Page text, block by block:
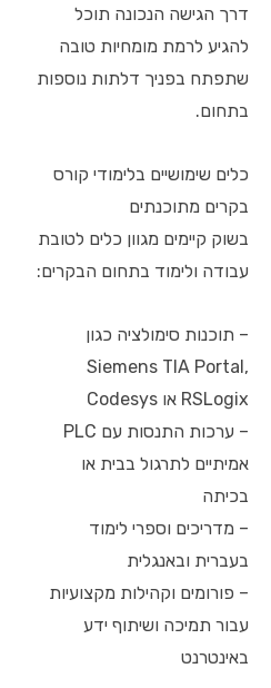
דרך הגישה הנכונה תוכל
להגיע לרמת מומחיות טובה
שתפתח בפניך דלתות נוספות
בתחום.
כלים שימושיים בלימודי קורס
בקרים מתוכנתים
בשוק קיימים מגוון כלים לטובת
עבודה ולימוד בתחום הבקרים:
– תוכנות סימולציה כגון
Siemens TIA Portal,
RSLogix או Codesys
– ערכות התנסות עם PLC
אמיתיים לתרגול בבית או
בכיתה
– מדריכים וספרי לימוד
בעברית ובאנגלית
– פורומים וקהילות מקצועיות
עבור תמיכה ושיתוף ידע
באינטרנט